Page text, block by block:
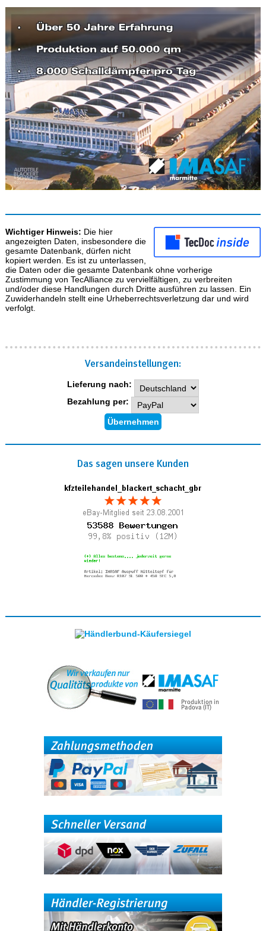
Wichtiger Hinweis: Die hier
angezeigten Daten, insbesondere die
gesamte Datenbank, dürfen nicht
kopiert werden. Es ist zu unterlassen,
die Daten oder die gesamte Datenbank ohne vorherige
Zustimmung von TecAlliance zu vervielfältigen, zu verbreiten
und/oder diese Handlungen durch Dritte ausführen zu lassen. Ein
Zuwiderhandeln stellt eine Urheberrechtsverletzung dar und wird
verfolgt.
Versand­einstellungen:
Lieferung nach:
Bezahlung per:
Das sagen unsere Kunden